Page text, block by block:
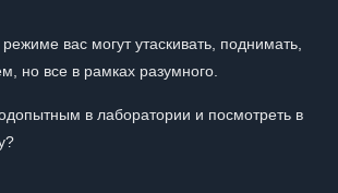
вас могут утаскивать, поднимать,
но все в рамках разумного.
в лаборатории и посмотреть в